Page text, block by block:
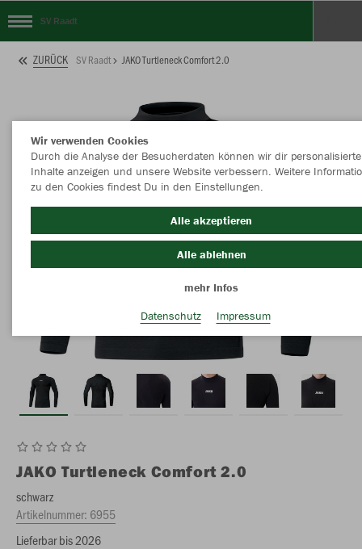
SV Raadt
ZURÜCK SV Raadt JAKO Turtleneck Comfort 2.0
JAKO Turtleneck Comfort 2.0
schwarz
Artikelnummer: 6955
Lieferbar bis 2026
Wir verwenden Cookies
Durch die Analyse der Besucherdaten können wir dir personalisierte
Inhalte anzeigen und unsere Website verbessern. Weitere
zu den Cookies findest Du in den Einstellungen.
Alle akzeptieren
Alle ablehnen
mehr Infos
Datenschutz
Impressum